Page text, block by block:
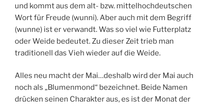
und kommt aus dem alt- bzw. mittelhochdeutschen
Wort für Freude (wunni). Aber auch mit dem Begriff
(wunne) ist er verwandt. Was so viel wie Futterplatz
oder Weide bedeutet. Zu dieser Zeit trieb man
traditionell das Vieh wieder auf die Weide.
Alles neu macht der Mai…deshalb wird der Mai auch
noch als „Blumenmond“ bezeichnet. Beide Namen
drücken seinen Charakter aus, es ist der Monat der